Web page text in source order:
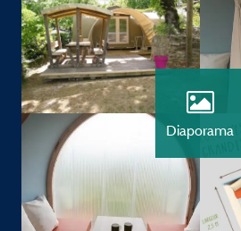
Diaporama